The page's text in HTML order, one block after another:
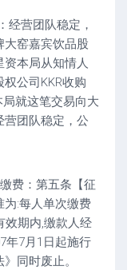
经营团队稳定，
大窑嘉宾饮品股
本局从知情人
公司KKR收购
就这笔交易向大
营团队稳定，公
费：第五条【征
:每人单次缴费
效期内,缴款人经
年7月1日起施行
同时废止。